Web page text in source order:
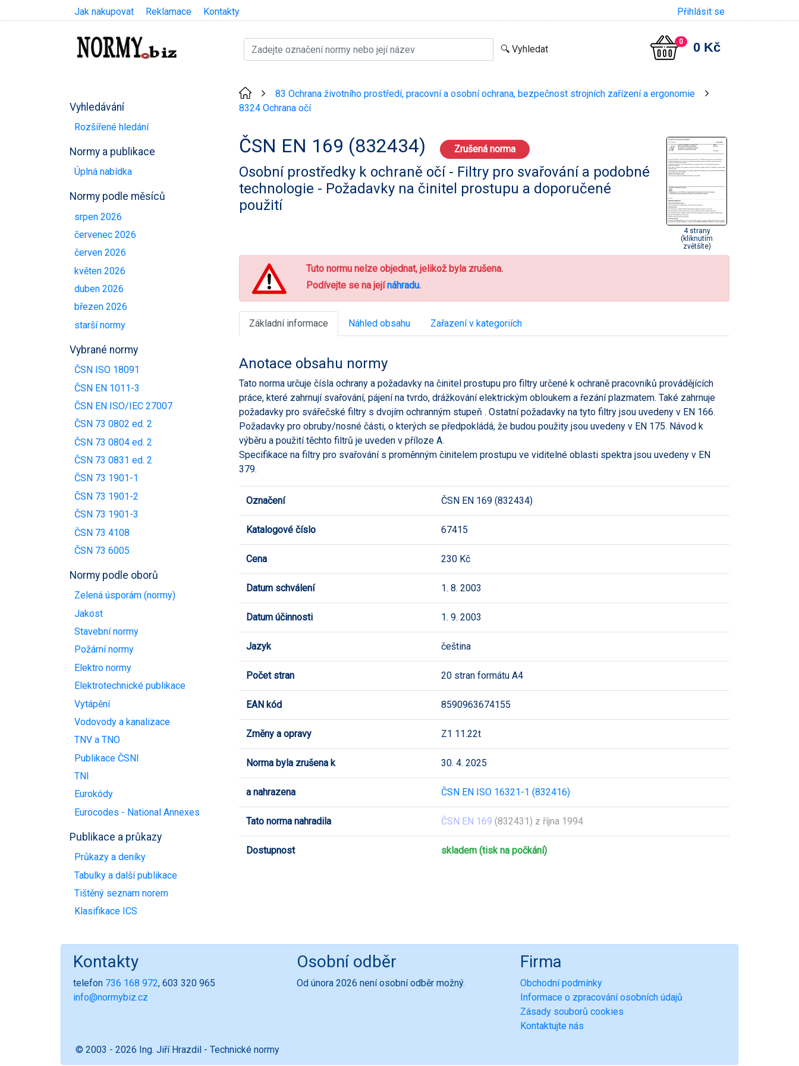
Jak nakupovat Reklamace Kontakty Přihlásit se
0 0 Kč
Vyhledávání
Rozšířené hledání
Normy a publikace
Úplná nabídka
Normy podle měsíců
srpen 2026
červenec 2026
červen 2026
květen 2026
duben 2026
březen 2026
starší normy
Vybrané normy
ČSN ISO 18091
ČSN EN 1011-3
ČSN EN ISO/IEC 27007
ČSN 73 0802 ed. 2
ČSN 73 0804 ed. 2
ČSN 73 0831 ed. 2
ČSN 73 1901-1
ČSN 73 1901-2
ČSN 73 1901-3
ČSN 73 4108
ČSN 73 6005
Normy podle oborů
Zelená úsporám (normy)
Jakost
Stavební normy
Požární normy
Elektro normy
Elektrotechnické publikace
Vytápění
Vodovody a kanalizace
TNV a TNO
Publikace ČSNI
TNI
Eurokódy
Eurocodes - National Annexes
Publikace a průkazy
Průkazy a deníky
Tabulky a další publikace
Tištěný seznam norem
Klasifikace ICS
83 Ochrana životního prostředí, pracovní a osobní ochrana, bezpečnost strojních zařízení a ergonomie
8324 Ochrana očí
ČSN EN 169 (832434) Zrušená norma
Osobní prostředky k ochraně očí - Filtry pro svařování a podobné
technologie - Požadavky na činitel prostupu a doporučené
použití
4 strany
(kliknutím
zvětšíte)
Tuto normu nelze objednat, jelikož byla zrušena.
Podívejte se na jejínáhradu.
Základní informace Náhled obsahu Zařazení v kategoriích
Anotace obsahu normy
Tato norma určuje čísla ochrany a požadavky na činitel prostupu pro filtry určené k ochraně pracovníků provádějících
práce, které zahrnují svařování, pájení na tvrdo, drážkování elektrickým obloukem a řezání plazmatem. Také zahrnuje
požadavky pro svářečské filtry s dvojím ochranným stupeň . Ostatní požadavky na tyto filtry jsou uvedeny v EN 166.
Požadavky pro obruby/nosné části, o kterých se předpokládá, že budou použity jsou uvedeny v EN 175. Návod k
výběru a použití těchto filtrů je uveden v příloze A.
Specifikace na filtry pro svařování s proměnným činitelem prostupu ve viditelné oblasti spektra jsou uvedeny v EN
379.
Označení ČSN EN 169 (832434)
Katalogové číslo 67415
Cena 230 Kč
Datum schválení 1. 8. 2003
Datum účinnosti 1. 9. 2003
Jazyk čeština
Počet stran 20 stran formátu A4
EAN kód 8590963674155
Změny a opravy Z1 11.22t
Norma byla zrušena k 30. 4. 2025
a nahrazena ČSN EN ISO 16321-1 (832416)
Tato norma nahradila ČSN EN 169 (832431) z října 1994
Dostupnost skladem (tisk na počkání)
Kontakty
telefon 736 168 972, 603 320 965
info@normybiz.cz
Osobní odběr
Od února 2026 není osobní odběr možný.
Firma
Obchodní podmínky
Informace o zpracování osobních údajů
Zásady souborů cookies
Kontaktujte nás
© 2003 - 2026 Ing. Jiří Hrazdil - Technické normy